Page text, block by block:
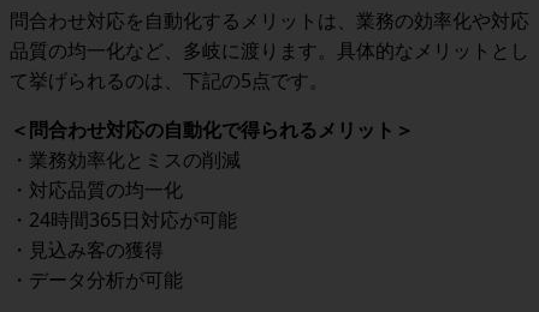
問合わせ対応を自動化するメリットは、業務の効率化や対応
品質の均一化など、多岐に渡ります。具体的なメリットとし
て挙げられるのは、下記の5点です。
＜問合わせ対応の自動化で得られるメリット＞
・業務効率化とミスの削減
・対応品質の均一化
・24時間365日対応が可能
・見込み客の獲得
・データ分析が可能